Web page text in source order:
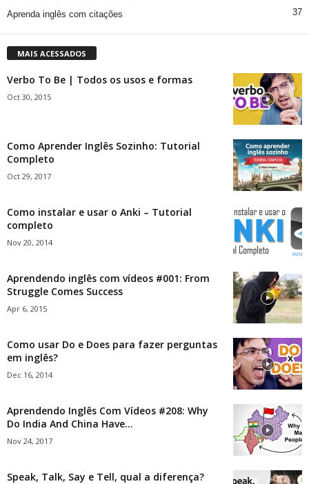
Aprenda inglês com citações 37
MAIS ACESSADOS
Verbo To Be | Todos os usos e formas
Oct 30, 2015
Como Aprender Inglês Sozinho: Tutorial
Completo
Oct 29, 2017
Como instalar e usar o Anki – Tutorial
completo
Nov 20, 2014
Aprendendo inglês com vídeos #001: From
Struggle Comes Success
Apr 6, 2015
Como usar Do e Does para fazer perguntas
em inglês?
Dec 16, 2014
Aprendendo Inglês Com Vídeos #208: Why
Do India And China Have...
Nov 24, 2017
Speak, Talk, Say e Tell, qual a diferença?